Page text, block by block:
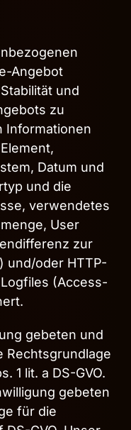
Angebot
und
zu
Informationen
Datum und
und die
verwendetes
User
zur
und/oder HTTP-
(Access-
gebeten und
Rechtsgrundlage
1 lit. a DS-GVO.
gebeten
für die